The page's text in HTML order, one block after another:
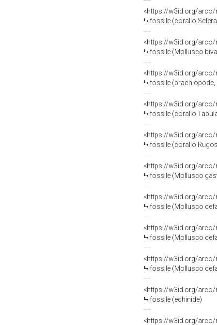
<https://w3id.org/arco/
fossile (corallo
<https://w3id.org/arco/
fossile (Mollusco
<https://w3id.org/arco/
fossile (brachiopode,
<https://w3id.org/arco/
fossile (corallo
<https://w3id.org/arco/
fossile (corallo
<https://w3id.org/arco/
fossile (Mollusco
<https://w3id.org/arco/
fossile (Mollusco
<https://w3id.org/arco/
fossile (Mollusco
<https://w3id.org/arco/
fossile (Mollusco
<https://w3id.org/arco/
fossile (echinide)
<https://w3id.org/arco/